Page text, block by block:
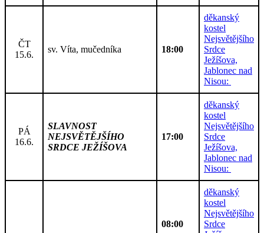
ČT
15.6.
sv. Víta, mučedníka 18:00
děkanský
kostel
Nejsvětějšího
Srdce
Ježíšova,
Jablonec nad
Nisou:
PÁ
16.6.
SLAVNOST
NEJSVĚTĚJŠÍHO
SRDCE JEŽÍŠOVA
17:00
děkanský
kostel
Nejsvětějšího
Srdce
Ježíšova,
Jablonec nad
Nisou:
08:00
děkanský
kostel
Nejsvětějšího
Srdce